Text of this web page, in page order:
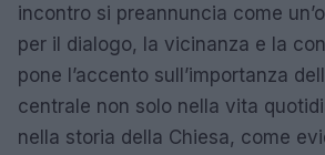
incontro si preannuncia come
per il dialogo, la vicinanza e la
pone l’accento sull’importanza
centrale non solo nella vita
nella storia della Chiesa, come